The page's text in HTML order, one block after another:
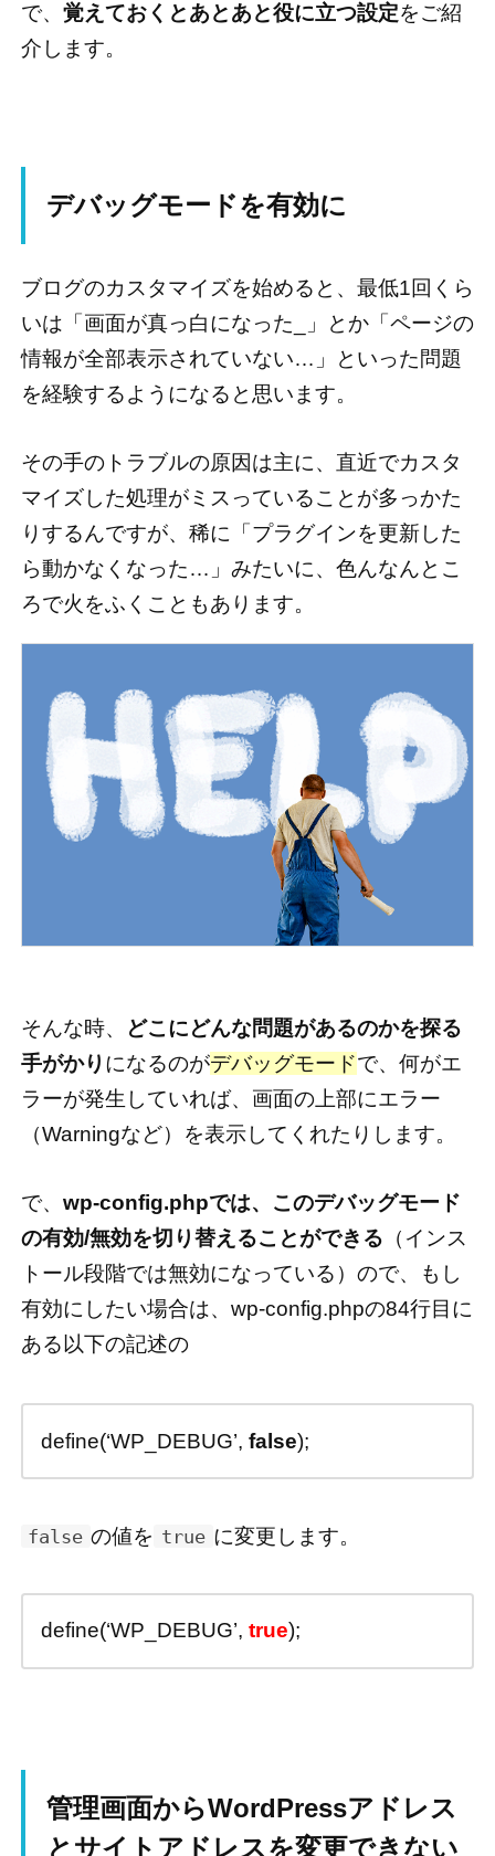
で、 覚えておくとあとあと役に立つ設定をご紹
介します。
デバッグモードを有効に
ブログのカスタマイズを始めると、最低1回くら
いは「画面が真っ白になった_」とか「ページの
情報が全部表示されていない…」といった問題
を経験するようになると思います。
その手のトラブルの原因は主に、直近でカスタ
マイズした処理がミスっていることが多っかた
りするんですが、稀に「プラグインを更新した
ら動かなくなった…」みたいに、色んなんとこ
ろで火をふくこともあります。
そんな時、
どこにどんな問題があるのかを探る
手がかり になるのがデバッグモードで、何がエ
ラーが発生していれば、画面の上部にエラー
（Warningなど）を表示してくれたりします。
で、 wp-config.phpでは、このデバッグモード
の有効/無効を切り替えることができる （インス
トール段階では無効になっている）ので、もし
有効にしたい場合は、wp-config.phpの84行目に
ある以下の記述の
define(‘WP_DEBUG’,false);
false の値を true に変更します。
define(‘WP_DEBUG’,true);
管理画面からWordPressアドレス
とサイトアドレスを変更できない